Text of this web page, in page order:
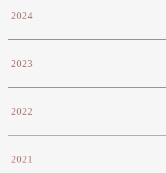
2024
2023
2022
2021